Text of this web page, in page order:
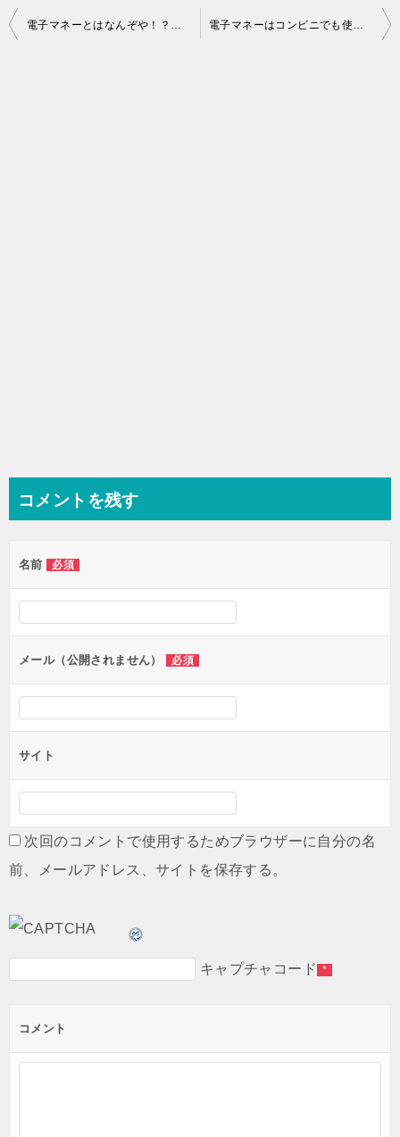
投
電子マネーとはなんぞや！？その疑問解決します 電子マネーはコンビニでも使用できる！？
コメントを残す
名前 必須
メール（公開されません） 必須
サイト
次回のコメントで使用するためブラウザーに自分の名
前、メールアドレス、サイトを保存する。
キャプチャコード *
コメント